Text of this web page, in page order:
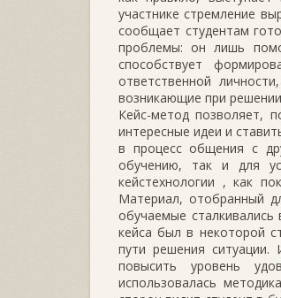
участнике стремление
сообщает студентам
проблемы: он лишь
способствует
ответственной
возникающие при
Кейс-метод позволяет,
интересные идеи и
в процесс общения с
обучению, так и для
кейстехнологии , как
Материал, отобранный
обучаемые
кейса был в некоторой
пути решения ситуации.
повысить уровень
использовалась